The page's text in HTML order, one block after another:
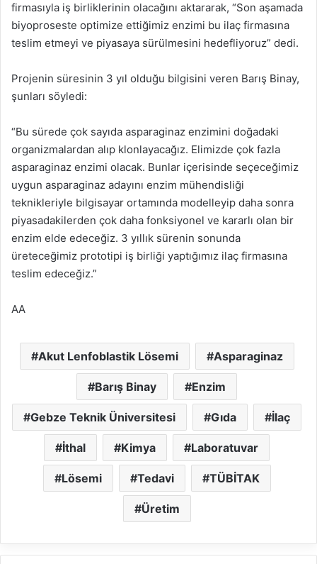
firmasıyla iş birliklerinin olacağını aktararak, “Son aşamada
biyoproseste optimize ettiğimiz enzimi bu ilaç firmasına
teslim etmeyi ve piyasaya sürülmesini hedefliyoruz” dedi.
Projenin süresinin 3 yıl olduğu bilgisini veren Barış Binay,
şunları söyledi:
“Bu sürede çok sayıda asparaginaz enzimini doğadaki
organizmalardan alıp klonlayacağız. Elimizde çok fazla
asparaginaz enzimi olacak. Bunlar içerisinde seçeceğimiz
uygun asparaginaz adayını enzim mühendisliği
teknikleriyle bilgisayar ortamında modelleyip daha sonra
piyasadakilerden çok daha fonksiyonel ve kararlı olan bir
enzim elde edeceğiz. 3 yıllık sürenin sonunda
üreteceğimiz prototipi iş birliği yaptığımız ilaç firmasına
teslim edeceğiz.”
AA
Akut Lenfoblastik Lösemi Asparaginaz
Barış Binay Enzim
Gebze Teknik Üniversitesi Gıda İlaç
İthal Kimya Laboratuvar
Lösemi Tedavi TÜBİTAK
Üretim